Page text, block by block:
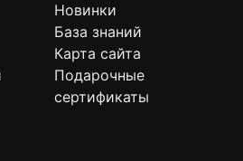
Новинки
База знаний
Карта сайта
Подарочные
сертификаты